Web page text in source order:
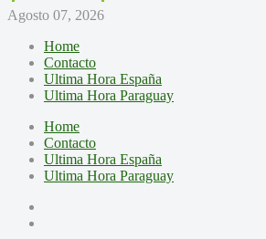
Agosto 07, 2026
Home
Contacto
Ultima Hora España
Ultima Hora Paraguay
Home
Contacto
Ultima Hora España
Ultima Hora Paraguay